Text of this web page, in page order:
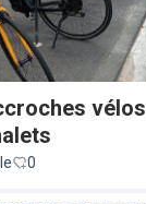
vélos
0